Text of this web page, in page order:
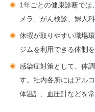
1年ごとの健康診断では
メラ、がん検診、婦人
休暇が取りやすい職場
ジムを利用できる体制
感染症対策として、体
す。社内各所にはアル
体温計、血圧計などを常